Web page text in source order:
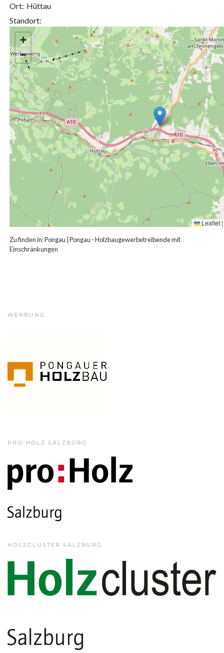
Ort: Hüttau
Standort:
+
−
Leaflet |
Zu finden in:Pongau Pongau - Holzbaugewerbetreibende mit
Einschränkungen
WERBUNG
PRO:HOLZ SALZBURG
HOLZCLUSTER SALZBURG